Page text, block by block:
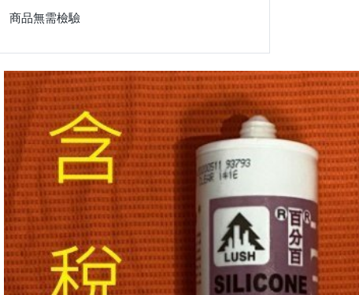
商品無需檢驗